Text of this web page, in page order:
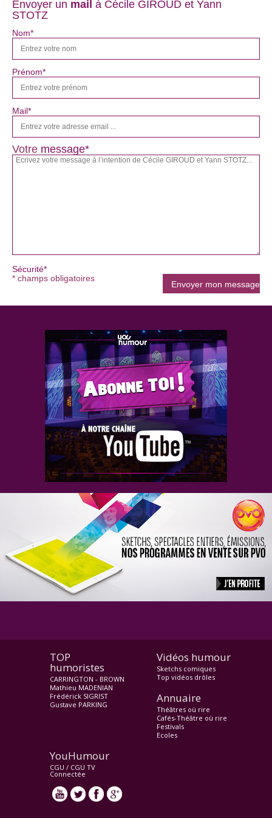
Envoyer un mail à Cécile GIROUD et Yann
STOTZ
Nom*
Prénom*
Mail*
Votre message*
Sécurité*
* champs obligatoires
TOP
humoristes
CARRINGTON - BROWN
Mathieu MADENIAN
Frédérick SIGRIST
Gustave PARKING
Vidéos humour
Sketchs comiques
Top vidéos drôles
Annuaire
Théâtres où rire
Cafés-Théâtre où rire
Festivals
Ecoles
YouHumour
CGU / CGU TV
Connectée